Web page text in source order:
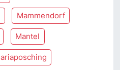
Mammendorf
Mantel